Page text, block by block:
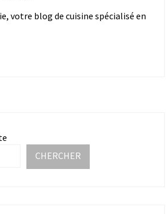
votre blog de cuisine spécialisé en
CHERCHER